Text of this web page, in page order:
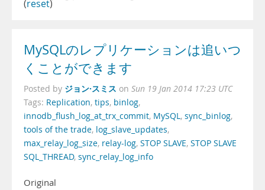
(reset)
MySQLのレプリケーションは追いつ
くことができます
Posted by ジョン·スミス on Sun 19 Jan 2014 17:23 UTC
Tags: Replication, tips, binlog,
innodb_flush_log_at_trx_commit, MySQL, sync_binlog,
tools of the trade, log_slave_updates,
max_relay_log_size, relay-log, STOP SLAVE, STOP SLAVE
SQL_THREAD, sync_relay_log_info
Original